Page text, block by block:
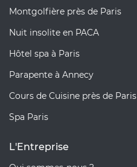
Montgolfière près de Paris
Nuit insolite en PACA
Hôtel spa à Paris
Parapente à Annecy
Cours de Cuisine près de Paris
Spa Paris
L'Entreprise